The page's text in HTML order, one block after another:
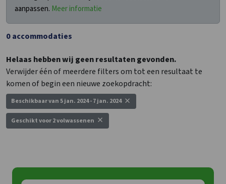
aanpassen. Meer informatie
0accommodaties
Helaas hebben wij geen resultaten gevonden.
Verwijder één of meerdere filters om tot een resultaat te
komen of begin een nieuwe zoekopdracht:
Beschikbaar van 5 jan. 2024 - 7 jan. 2024 ×
Geschikt voor2 volwassenen ×